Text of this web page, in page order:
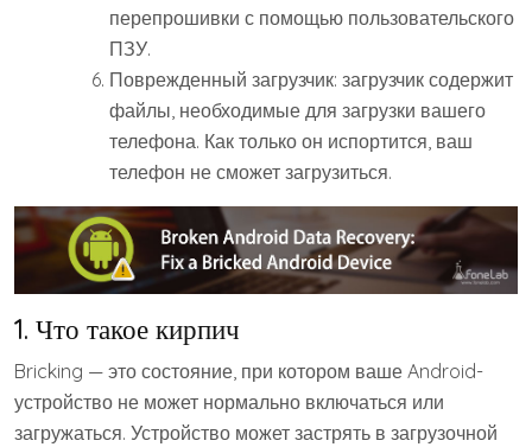
перепрошивки с помощью пользовательского
ПЗУ.
Поврежденный загрузчик: загрузчик содержит
файлы, необходимые для загрузки вашего
телефона. Как только он испортится, ваш
телефон не сможет загрузиться.
1. Что такое кирпич
Bricking — это состояние, при котором ваше Android-
устройство не может нормально включаться или
загружаться. Устройство может застрять в загрузочной